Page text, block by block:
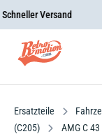
Versand
Ersatzteile
(C205)
AMG C